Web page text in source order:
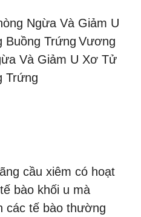
Ngừa Và Giảm U
Buồng Trứng Vương
Và Giảm U Xơ Tử
Trứng
cầu xiêm có hoạt
bào khối u mà
các tế bào thường